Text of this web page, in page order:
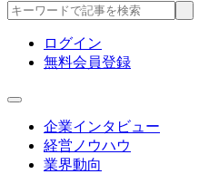
ログイン
無料会員登録
企業インタビュー
経営ノウハウ
業界動向